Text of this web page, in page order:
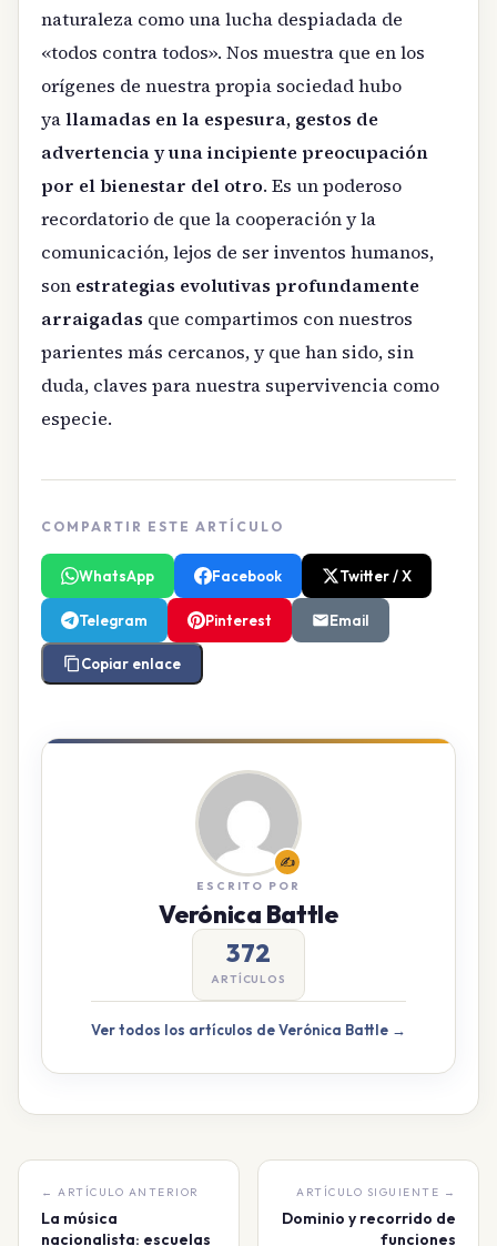
naturaleza como una lucha despiadada de
«todos contra todos». Nos muestra que en los
orígenes de nuestra propia sociedad hubo
yallamadas en la espesura, gestos de
advertencia y una incipiente preocupación
por el bienestar del otro. Es un poderoso
recordatorio de que la cooperación y la
comunicación, lejos de ser inventos humanos,
son estrategias evolutivas profundamente
arraigadas que compartimos con nuestros
parientes más cercanos, y que han sido, sin
duda, claves para nuestra supervivencia como
especie.
COMPARTIR ESTE ARTÍCULO
WhatsApp Facebook Twitter / X
Telegram Pinterest Email
Copiar enlace
✍️
ESCRITO POR
Verónica Battle
372
ARTÍCULOS
Ver todos los artículos de Verónica Battle →
← ARTÍCULO ANTERIOR
La música
nacionalista: escuelas
ARTÍCULO SIGUIENTE →
Dominio y recorrido de
funciones